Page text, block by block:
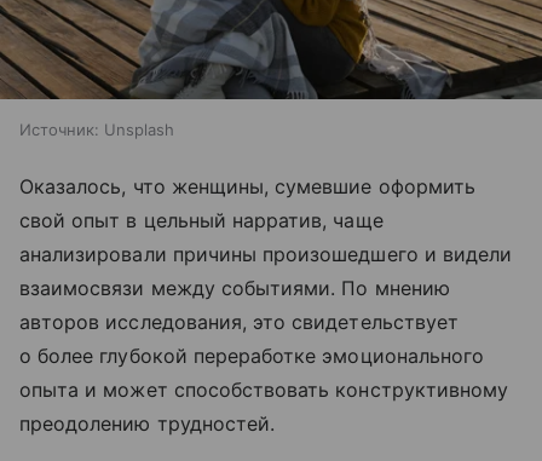
Источник: Unsplash
Оказалось, что женщины, сумевшие оформить
свой опыт в цельный нарратив, чаще
анализировали причины произошедшего и видели
взаимосвязи между событиями. По мнению
авторов исследования, это свидетельствует
о более глубокой переработке эмоционального
опыта и может способствовать конструктивному
преодолению трудностей.